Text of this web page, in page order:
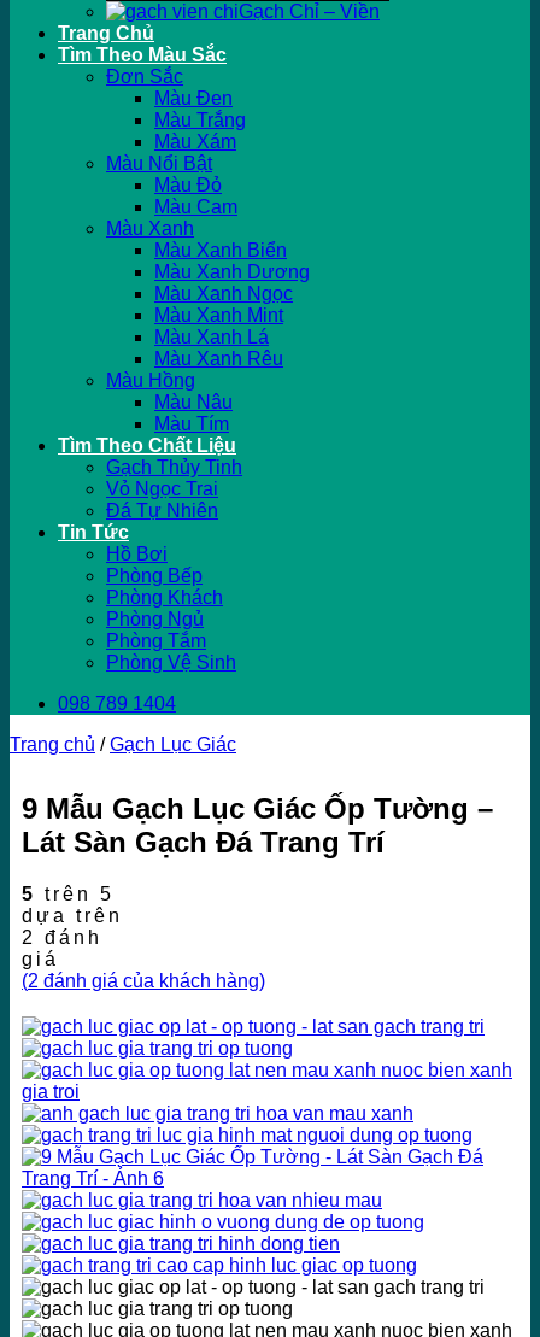
Gạch Chỉ – Viền
Trang Chủ
Tìm Theo Màu Sắc
Đơn Sắc
Màu Đen
Màu Trắng
Màu Xám
Màu Nổi Bật
Màu Đỏ
Màu Cam
Màu Xanh
Màu Xanh Biển
Màu Xanh Dương
Màu Xanh Ngọc
Màu Xanh Mint
Màu Xanh Lá
Màu Xanh Rêu
Màu Hồng
Màu Nâu
Màu Tím
Tìm Theo Chất Liệu
Gạch Thủy Tinh
Vỏ Ngọc Trai
Đá Tự Nhiên
Tin Tức
Hồ Bơi
Phòng Bếp
Phòng Khách
Phòng Ngủ
Phòng Tắm
Phòng Vệ Sinh
098 789 1404
Trang chủ / Gạch Lục Giác
9 Mẫu Gạch Lục Giác Ốp Tường –
Lát Sàn Gạch Đá Trang Trí
5 trên 5
dựa trên
2
đánh
giá
(2 đánh giá của khách hàng)